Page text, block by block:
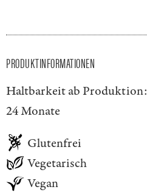
PRODUKTINFORMATIONEN
Haltbarkeit ab Produktion:
24 Monate
Glutenfrei
Vegetarisch
Vegan